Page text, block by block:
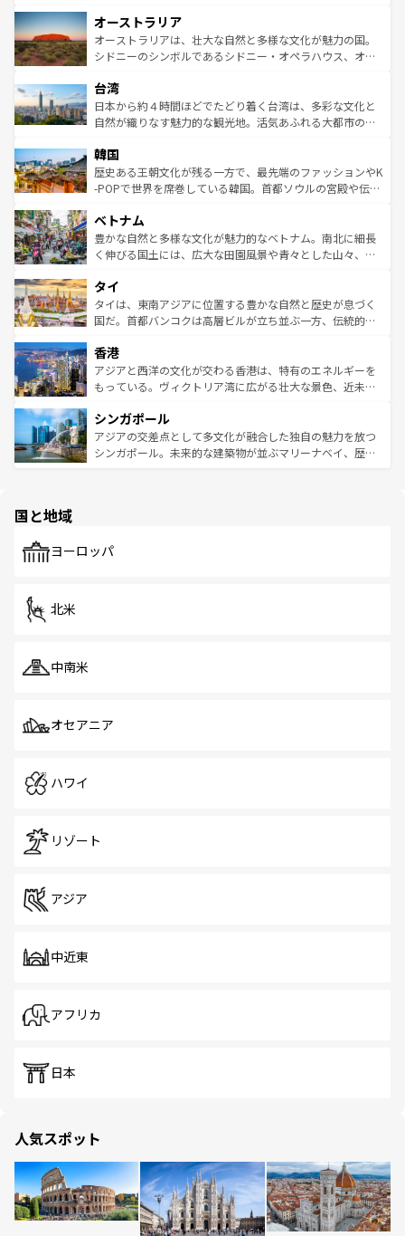
部のニューオーリンズでは、音楽と美食が融合した独特の
文化が魅力。旅行者はアメリカの各地域で異なる魅力を楽
しみながら、その多様性と豊かな歴史を感じることができ
ならではの贅沢な旅のスタイルだ。 なお、新着のアメリカ
情報はコンテンツ一覧を参照してほしい。
ワイ島は見逃せない。また、定番の観光地といえばオアフ
島だが、静かな自然を求めるならマウイ島やカウアイ島が
おすすめ。エメラルドグリーンに輝く海をはじめ、豊かな
れるおもてなしの心で訪れる人々を迎えてくれるハワイの
人々、おいしいローカルフードやハワイアンミュージッ
ク、伝統的なフラダンスなど、すべてがハワイの魅力を彩
ワイを、存分に味わってほしい。 なお、新着のハワイ情報
はコンテンツ一覧を参照してほしい。
オーストラリア
オーストラリアは、壮大な自然と多様な文化が魅力の国。
シドニーのシンボルであるシドニー・オペラハウス、オー
リアリーフや大陸中央部にそびえるウルル（エアーズロッ
ク）、タスマニアの美しい原生林やケアンズの熱帯雨林な
ど、見どころがたくさん。また、カフェやワイン、オージ
いる。アクティビティも充実しており、サーフィンやダイ
ビング、ハイキングなど、アウトドア好きにはたまらな
い。オーストラリアの多彩な魅力を存分に味わいつくそ
参照してほしい。
台湾
日本から約４時間ほどでたどり着く台湾は、多彩な文化と
自然が織りなす魅力的な観光地。活気あふれる大都市の台
ン）、静ひつな山岳地帯である台湾東部など、都市の喧騒
と山間の静けさが共存しており、訪れる人に新しい発見と
驚きをもたらしてくれる。また、奥深い台湾の食文化も魅
容にもいいと評判のスイーツなど、バラエティ豊かな料理
が味わえる。 なお、新着の台湾情報は コンテンツ一覧を参
照してほしい。
韓国
歴史ある王朝文化が残る一方で、最先端のファッションやK
-POPで世界を席巻している韓国。首都ソウルの宮殿や伝統
き、地方に足を延ばせば四季折々の自然美を楽しむことが
できる。そして、キムチや焼肉、絶品のストリートフード
まで、さまざまな韓国料理が待っている。夜には、韓国な
リティに包まれながら、韓国の多彩な魅力を心ゆくまで味
わってみてほしい。 なお、新着の韓国情報はコンテンツ一
覧を参照してほしい。
ベトナム
豊かな自然と多様な文化が魅力的なベトナム。南北に細長
く伸びる国土には、広大な田園風景や青々とした山々、世
急速な発展と共に伝統が息づく。ハノイの古い町並みやホ
ーチミン市のフランス統治時代の建物も、独特の雰囲気を
醸し出している。また、バラエティの豊かさとおいしさで
とつ。フォーやバインミー、ベトナムコーヒーなどは、ぜ
ひ現地で味わいたい。どの地域を訪れてもあたたかい人々
が旅行者を迎えてくれるので、きっと忘れられない旅にな
参照してほしい。
タイ
タイは、東南アジアに位置する豊かな自然と歴史が息づく
国だ。首都バンコクは高層ビルが立ち並ぶ一方、伝統的な
の活気が交差している。北部ではチェンマイなどの山岳地
帯で自然と触れ合い、南部ではプーケットやクラビの美し
いビーチでリゾート気分を楽しむことができる。タイ料理
激する。気候は一年中温暖で、どの季節にも異なる楽しみ
が待っている。親しみやすいタイの人々、仏教を中心とし
た文化、そして多様な観光資源が、訪れる旅人を魅了し続
香港
アジアと西洋の文化が交わる香港は、特有のエネルギーを
もっている。ヴィクトリア湾に広がる壮大な景色、近未来
み、どこを訪れても感動するはず。観光スポットが密集し
ており、効率よく見どころを回れるのも魅力。息をのむよ
うな絶景から文化的な体験まで、香港を存分に楽しみ尽く
シンガポール
アジアの交差点として多文化が融合した独自の魅力を放つ
シンガポール。未来的な建築物が並ぶマリーナベイ、歴史
で、ホーカーズは地元の風情を楽しめる外せないスポット
国と地域
ヨーロッパ
北米
中南米
オセアニア
ハワイ
リゾート
アジア
中近東
アフリカ
日本
人気スポット